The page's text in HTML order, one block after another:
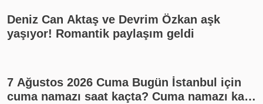
Deniz Can Aktaş ve Devrim Özkan aşk
yaşıyor! Romantik paylaşım geldi
7 Ağustos 2026 Cuma Bugün İstanbul için
cuma namazı saat kaçta? Cuma namazı kaç